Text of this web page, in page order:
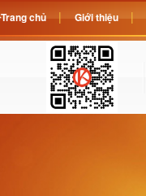
Trang chủ Giới thiệu